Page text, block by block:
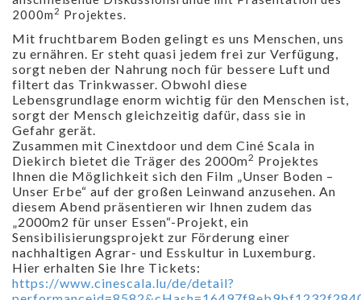
2000m 2 Projektes.
Mit fruchtbarem Boden gelingt es uns Menschen, uns
zu ernähren. Er steht quasi jedem frei zur Verfügung,
sorgt neben der Nahrung noch für bessere Luft und
filtert das Trinkwasser. Obwohl diese
Lebensgrundlage enorm wichtig für den Menschen ist,
sorgt der Mensch gleichzeitig dafür, dass sie in
Gefahr gerät.
Zusammen mit Cinextdoor und dem Ciné Scala in
Diekirch bietet die Träger des 2000m2 Projektes
Ihnen die Möglichkeit sich den Film „Unser Boden –
Unser Erbe“ auf der großen Leinwand anzusehen. An
diesem Abend präsentieren wir Ihnen zudem das
„2000m2 für unser Essen“-Projekt, ein
Sensibilisierungsprojekt zur Förderung einer
nachhaltigen Agrar- und Esskultur in Luxemburg.
Hier erhalten Sie Ihre Tickets:
https://www.cinescala.lu/de/detail?